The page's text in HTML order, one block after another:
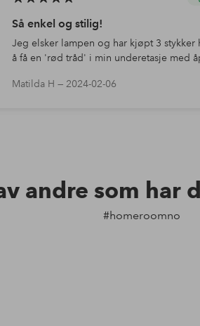
Så enkel og stilig!
Jeg elsker lampen og har kjøpt 3
å få en 'rød tråd' i min underetasje med
Valgte en mørkere lysp…
Matilda H —2024-02-06
andre som har
#homeroomno